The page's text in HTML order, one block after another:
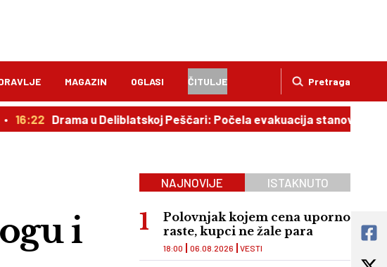
Pretraga
MAGAZIN OGLASI ČITULJE
Drama u Deliblatskoj Peščari: Počela evakuacija stanovništva
i
NAJNOVIJE ISTAKNUTO
Polovnjak kojem cena uporno
raste, kupci ne žale para
VESTI
18:00 06.08.2026